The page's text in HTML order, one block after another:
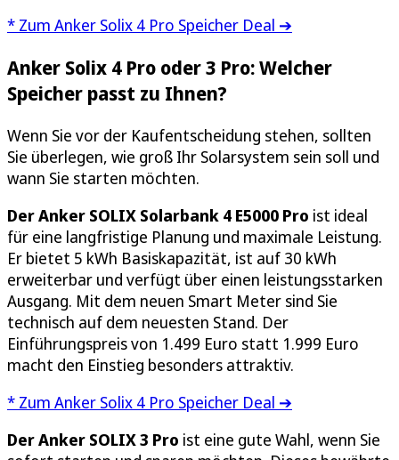
* Zum Anker Solix 4 Pro Speicher Deal ➔
Anker Solix 4 Pro oder 3 Pro: Welcher
Speicher passt zu Ihnen?
Wenn Sie vor der Kaufentscheidung stehen, sollten
Sie überlegen, wie groß Ihr Solarsystem sein soll und
wann Sie starten möchten.
Der Anker SOLIX Solarbank 4 E5000 Pro ist ideal
für eine langfristige Planung und maximale Leistung.
Er bietet 5 kWh Basiskapazität, ist auf 30 kWh
erweiterbar und verfügt über einen leistungsstarken
Ausgang. Mit dem neuen Smart Meter sind Sie
technisch auf dem neuesten Stand. Der
Einführungspreis von 1.499 Euro statt 1.999 Euro
macht den Einstieg besonders attraktiv.
* Zum Anker Solix 4 Pro Speicher Deal ➔
Der Anker SOLIX 3 Pro ist eine gute Wahl, wenn Sie